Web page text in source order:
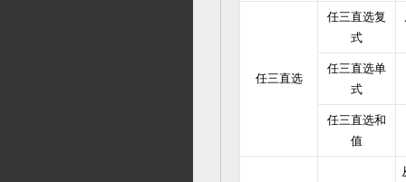
任三直选
任三直选复
式
任三直选单
式
任三直选和
值